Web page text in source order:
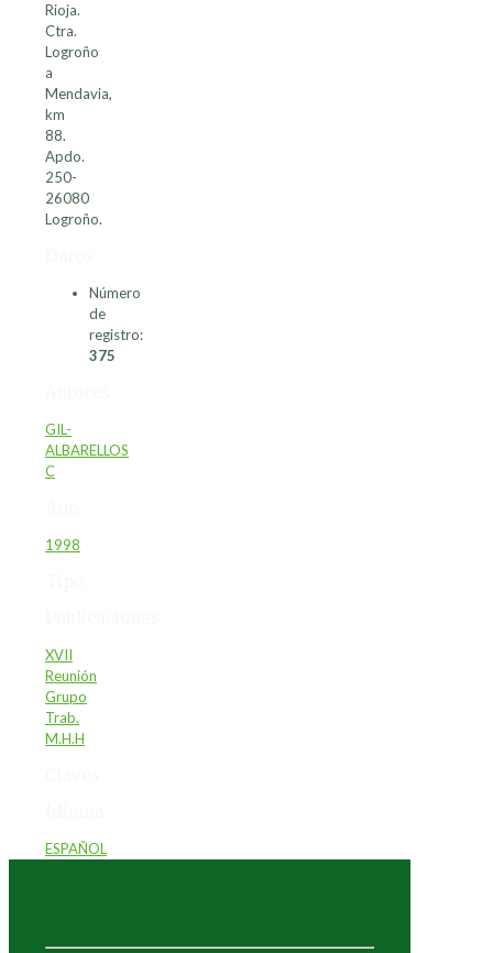
Rioja.
Ctra.
Logroño
a
Mendavia,
km
88.
Apdo.
250-
26080
Logroño.
Número
de
registro:
375
GIL-
ALBARELLOS
C
1998
XVII
Reunión
Grupo
Trab.
M.H.H
ESPAÑOL